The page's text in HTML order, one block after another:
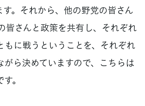
す。それから、他の野党の皆さん
皆さんと政策を共有し、それぞれ
もに戦うということを、それぞれ
がら決めていますので、こちらは
。